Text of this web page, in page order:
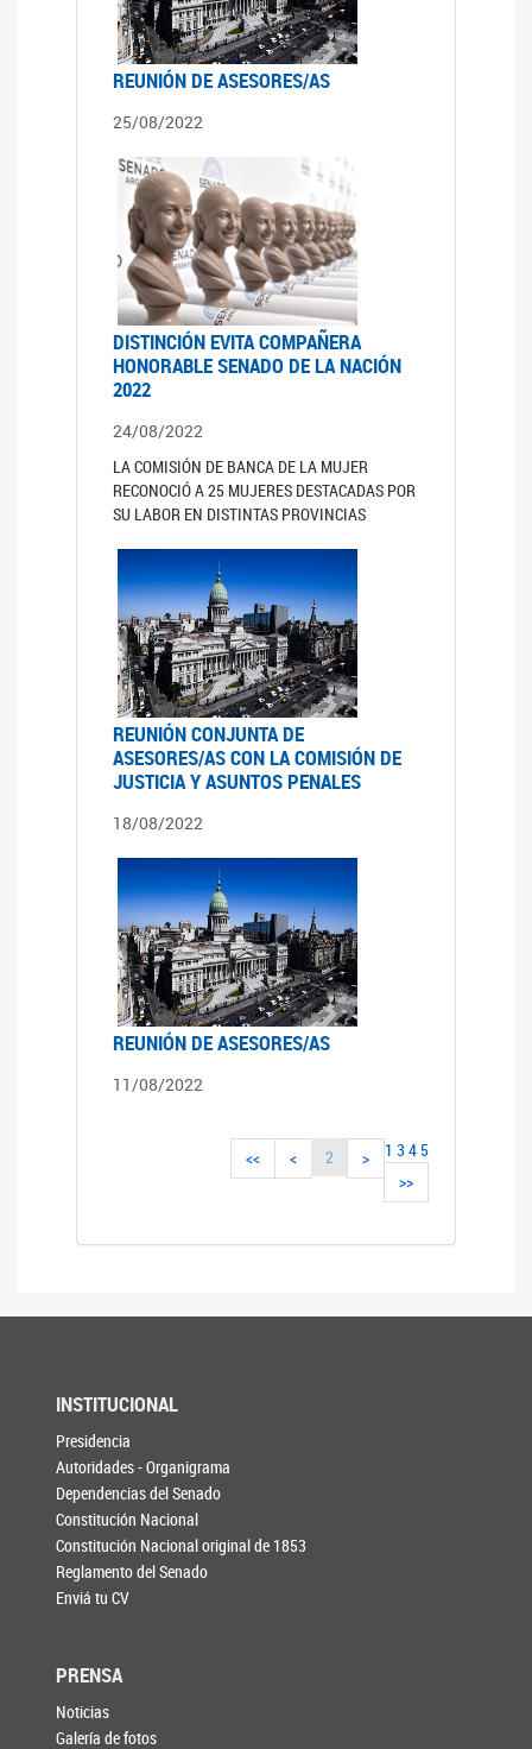
REUNIÓN DE ASESORES/AS
25/08/2022
DISTINCIÓN EVITA COMPAÑERA
HONORABLE SENADO DE LA NACIÓN
2022
24/08/2022
LA COMISIÓN DE BANCA DE LA MUJER
RECONOCIÓ A 25 MUJERES DESTACADAS POR
SU LABOR EN DISTINTAS PROVINCIAS
REUNIÓN CONJUNTA DE
ASESORES/AS CON LA COMISIÓN DE
JUSTICIA Y ASUNTOS PENALES
18/08/2022
REUNIÓN DE ASESORES/AS
11/08/2022
<< < 1
2 3 4 5
>
>>
INSTITUCIONAL
Presidencia
Autoridades - Organigrama
Dependencias del Senado
Constitución Nacional
Constitución Nacional original de 1853
Reglamento del Senado
Enviá tu CV
PRENSA
Noticias
Galería de fotos